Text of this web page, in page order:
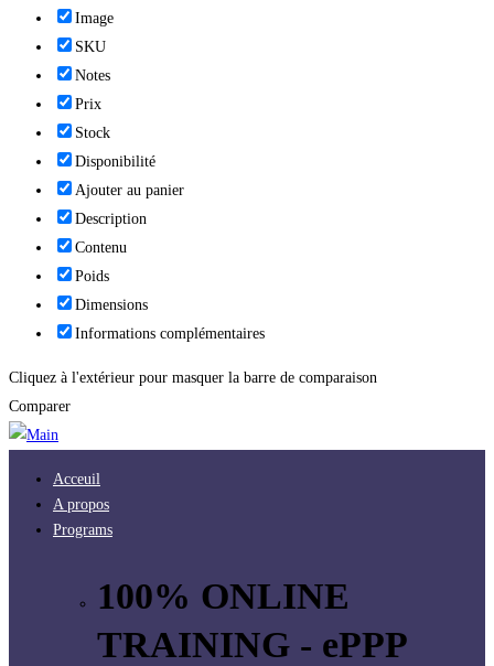
Image
SKU
Notes
Prix
Stock
Disponibilité
Ajouter au panier
Description
Contenu
Poids
Dimensions
Informations complémentaires
Cliquez à l'extérieur pour masquer la barre de comparaison
Comparer
Acceuil
A propos
Programs
100% ONLINE
TRAINING - ePPP